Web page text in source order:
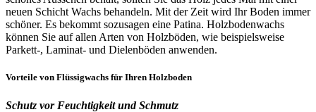
neuen Schicht Wachs behandeln. Mit der Zeit wird Ihr Boden immer
schöner. Es bekommt sozusagen eine Patina. Holzbodenwachs
können Sie auf allen Arten von Holzböden, wie beispielsweise
Parkett-, Laminat- und Dielenböden anwenden.
Vorteile von Flüssigwachs für Ihren Holzboden
Schutz vor Feuchtigkeit und Schmutz